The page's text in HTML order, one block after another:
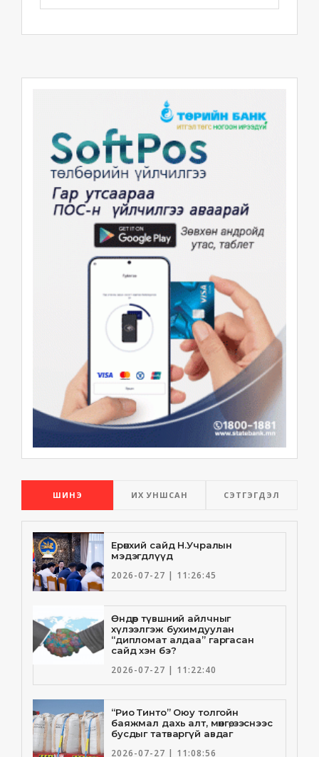
ШИНЭ ИХ УНШСАН СЭТГЭГДЭЛ
Ерөнхий сайд Н.Учралын
мэдэгдлүүд
2026-07-27 | 11:26:45
Өндөр түвшний айлчныг
хүлээлгэж бухимдуулан
“дипломат алдаа” гаргасан
сайд хэн бэ?
2026-07-27 | 11:22:40
“Рио Тинто” Оюу толгойн
баяжмал дахь алт, мөнгө, зэснээс
бусдыг татваргүй авдаг
2026-07-27 | 11:08:56